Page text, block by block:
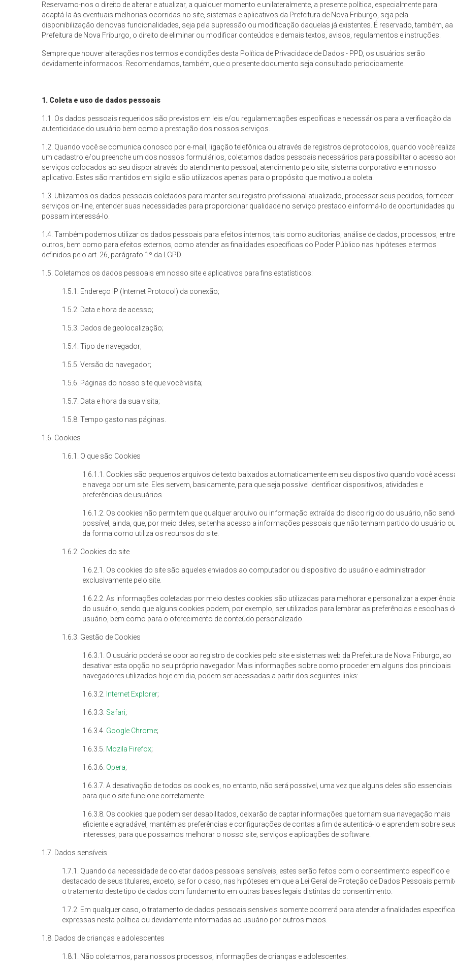
Reservamo-nos o direito de alterar e atualizar, a qualquer momento e unilateralmente, a presente política, especialmente para
adaptá-la às eventuais melhorias ocorridas no site, sistemas e aplicativos da Prefeitura de Nova Friburgo, seja pela
disponibilização de novas funcionalidades, seja pela supressão ou modificação daquelas já existentes. É reservado, também, aa
Prefeitura de Nova Friburgo, o direito de eliminar ou modificar conteúdos e demais textos, avisos, regulamentos e instruções.
Sempre que houver alterações nos termos e condições desta Política de Privacidade de Dados - PPD, os usuários serão
devidamente informados. Recomendamos, também, que o presente documento seja consultado periodicamente.
1. Coleta e uso de dados pessoais
1.1. Os dados pessoais requeridos são previstos em leis e/ou regulamentações específicas e necessários para a verificação da
autenticidade do usuário bem como a prestação dos nossos serviços.
1.2. Quando você se comunica conosco por e-mail, ligação telefônica ou através de registros de protocolos, quando você
um cadastro e/ou preenche um dos nossos formulários, coletamos dados pessoais necessários para possibilitar o acesso
serviços colocados ao seu dispor através do atendimento pessoal, atendimento pelo site, sistema corporativo e em nosso
aplicativo. Estes são mantidos em sigilo e são utilizados apenas para o propósito que motivou a coleta.
1.3. Utilizamos os dados pessoais coletados para manter seu registro profissional atualizado, processar seus pedidos, fornecer
serviços on-line, entender suas necessidades para proporcionar qualidade no serviço prestado e informá-lo de oportunidades
possam interessá-lo.
1.4. Também podemos utilizar os dados pessoais para efeitos internos, tais como auditorias, análise de dados, processos, entre
outros, bem como para efeitos externos, como atender as finalidades específicas do Poder Público nas hipóteses e termos
definidos pelo art. 26, parágrafo 1º da LGPD.
1.5. Coletamos os dados pessoais em nosso site e aplicativos para fins estatísticos:
1.5.1. Endereço IP (Internet Protocol) da conexão;
1.5.2. Data e hora de acesso;
1.5.3. Dados de geolocalização;
1.5.4. Tipo de navegador;
1.5.5. Versão do navegador;
1.5.6. Páginas do nosso site que você visita;
1.5.7. Data e hora da sua visita;
1.5.8. Tempo gasto nas páginas.
1.6. Cookies
1.6.1. O que são Cookies
1.6.1.1. Cookies são pequenos arquivos de texto baixados automaticamente em seu dispositivo quando você
e navega por um site. Eles servem, basicamente, para que seja possível identificar dispositivos, atividades e
preferências de usuários.
1.6.1.2. Os cookies não permitem que qualquer arquivo ou informação extraída do disco rígido do usuário, não
possível, ainda, que, por meio deles, se tenha acesso a informações pessoais que não tenham partido do usuário
da forma como utiliza os recursos do site.
1.6.2. Cookies do site
1.6.2.1. Os cookies do site são aqueles enviados ao computador ou dispositivo do usuário e administrador
exclusivamente pelo site.
1.6.2.2. As informações coletadas por meio destes cookies são utilizadas para melhorar e personalizar a
do usuário, sendo que alguns cookies podem, por exemplo, ser utilizados para lembrar as preferências e escolhas
usuário, bem como para o oferecimento de conteúdo personalizado.
1.6.3. Gestão de Cookies
1.6.3.1. O usuário poderá se opor ao registro de cookies pelo site e sistemas web da Prefeitura de Nova Friburgo, ao
desativar esta opção no seu próprio navegador. Mais informações sobre como proceder em alguns dos principais
navegadores utilizados hoje em dia, podem ser acessadas a partir dos seguintes links:
1.6.3.2. Internet Explorer;
1.6.3.3. Safari;
1.6.3.4. Google Chrome;
1.6.3.5. Mozila Firefox;
1.6.3.6. Opera;
1.6.3.7. A desativação de todos os cookies, no entanto, não será possível, uma vez que alguns deles são essenciais
para que o site funcione corretamente.
1.6.3.8. Os cookies que podem ser desabilitados, deixarão de captar informações que tornam sua navegação mais
eficiente e agradável, mantêm as preferências e configurações de contas a fim de autenticá-lo e aprendem sobre
interesses, para que possamos melhorar o nosso site, serviços e aplicações de software.
1.7. Dados sensíveis
1.7.1. Quando da necessidade de coletar dados pessoais sensíveis, estes serão feitos com o consentimento específico e
destacado de seus titulares, exceto, se for o caso, nas hipóteses em que a Lei Geral de Proteção de Dados Pessoais
o tratamento deste tipo de dados com fundamento em outras bases legais distintas do consentimento.
1.7.2. Em qualquer caso, o tratamento de dados pessoais sensíveis somente ocorrerá para atender a finalidades
expressas nesta política ou devidamente informadas ao usuário por outros meios.
1.8. Dados de crianças e adolescentes
1.8.1. Não coletamos, para nossos processos, informações de crianças e adolescentes.